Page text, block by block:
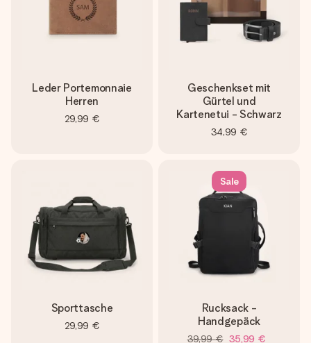
Leder Portemonnaie
Herren
29,99 €
Geschenkset mit
Gürtel und
Kartenetui - Schwarz
34,99 €
Sporttasche
29,99 €
Sale
Rucksack -
Handgepäck
39,99 € 35,99 €